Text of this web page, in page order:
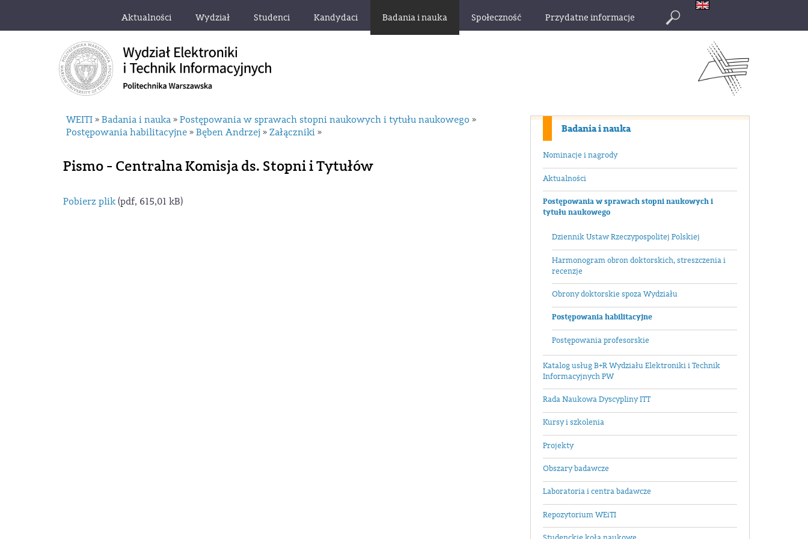
Aktualności Wydział Studenci Kandydaci Badania i nauka Społeczność Przydatne informacje
Badania i nauka
Nominacje i nagrody
Aktualności
Postępowania w sprawach stopni naukowych i
tytułu naukowego
Dziennik Ustaw Rzeczypospolitej Polskiej
Harmonogram obron doktorskich, streszczenia i
recenzje
Obrony doktorskie spoza Wydziału
Postępowania habilitacyjne
Postępowania profesorskie
Katalog usług B+R Wydziału Elektroniki i Technik
Informacyjnych PW
Rada Naukowa Dyscypliny ITT
Kursy i szkolenia
Projekty
Obszary badawcze
Laboratoria i centra badawcze
Repozytorium WEiTI
WEITI » Badania i nauka » Postępowania w sprawach stopni naukowych i tytułu naukowego »
Postępowania habilitacyjne » Bęben Andrzej » Załączniki »
Pismo - Centralna Komisja ds. Stopni i Tytułów
Pobierz plik(pdf, 615,01 kB)